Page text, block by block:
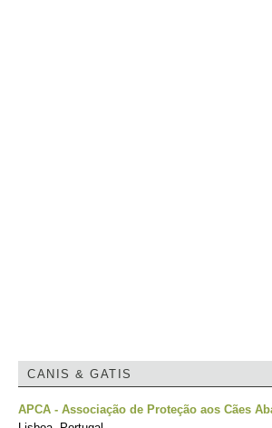
CANIS & GATIS
APCA - Associação de Proteção aos Cães